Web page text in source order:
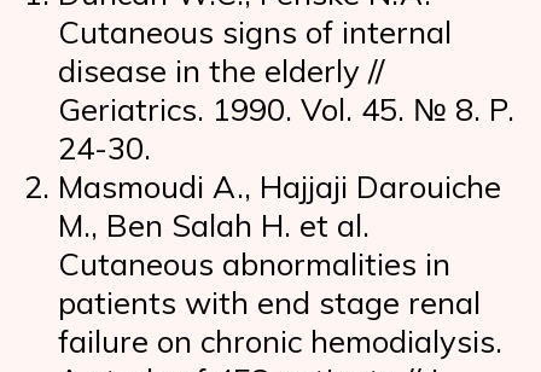
Cutaneous signs of internal
disease in the elderly //
Geriatrics. 1990. Vol. 45. № 8. P.
24-30.
Masmoudi A., Hajjaji Darouiche
M., Ben Salah H. et al.
Cutaneous abnormalities in
patients with end stage renal
failure on chronic hemodialysis.